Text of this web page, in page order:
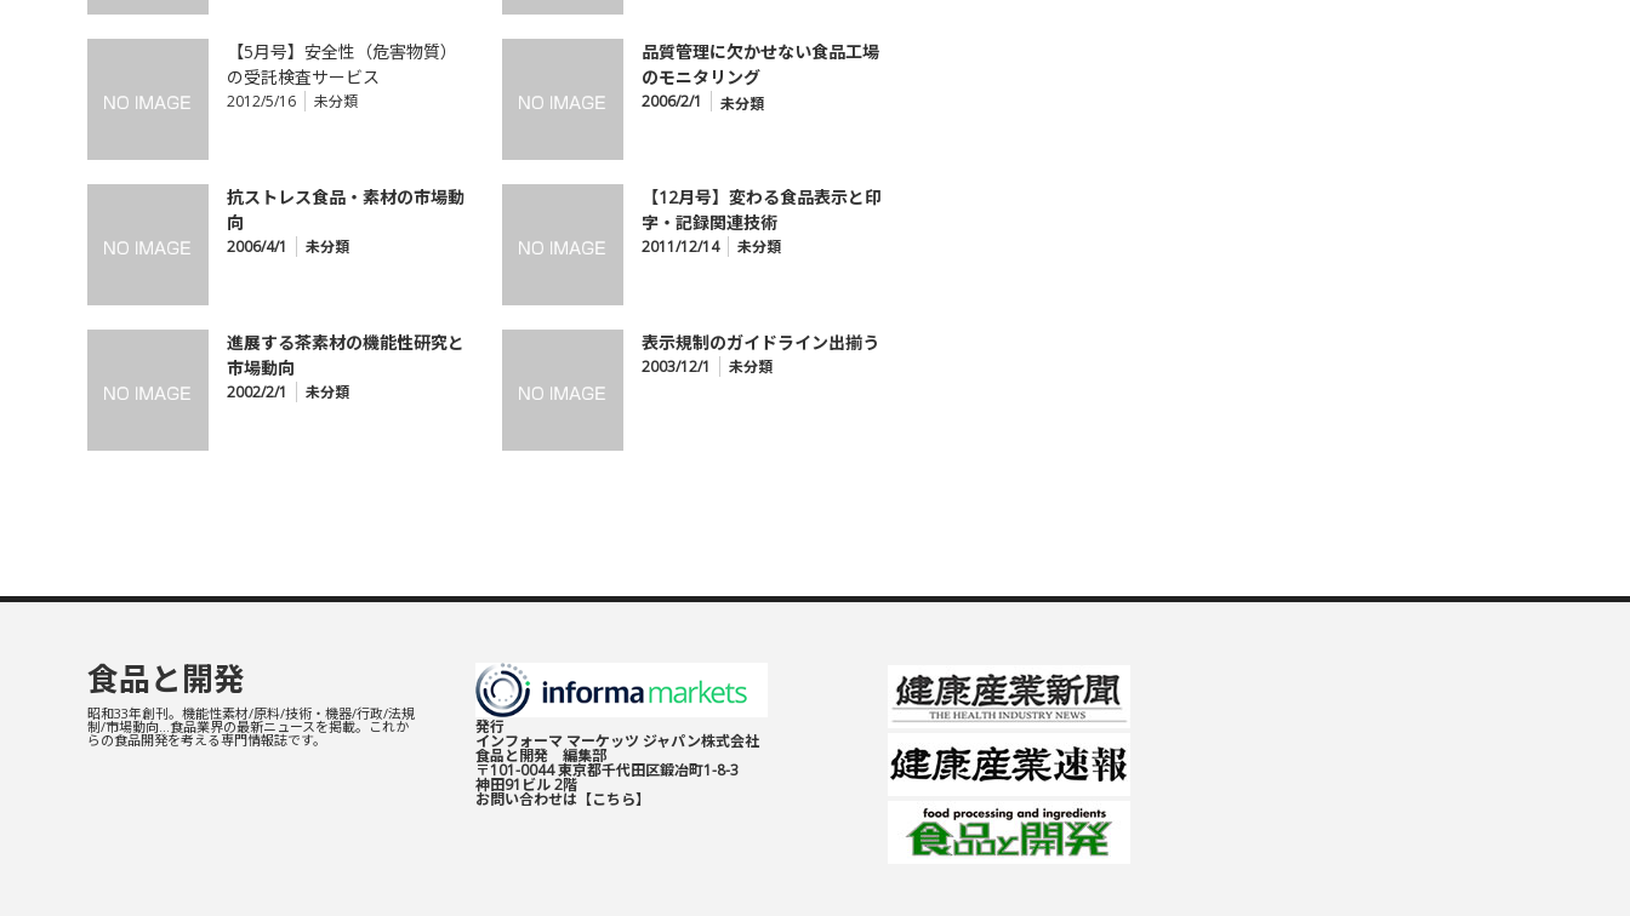
【5月号】安全性（危害物質）
の受託検査サービス
2012/5/16 未分類
品質管理に欠かせない食品工場
のモニタリング
2006/2/1 未分類
抗ストレス食品・素材の市場動
向
2006/4/1 未分類
【12月号】変わる食品表示と印
字・記録関連技術
2011/12/14 未分類
進展する茶素材の機能性研究と
市場動向
2002/2/1 未分類
表示規制のガイドライン出揃う
2003/12/1 未分類
発行
インフォーマ マーケッツ ジャパン株式会社
食品と開発 編集部
〒101-0044 東京都千代田区鍛冶町1-8-3
神田91ビル 2階
お問い合わせは 【こちら】
食品と開発
昭和33年創刊。機能性素材/原料/技術・機器/行政/法規
制/市場動向…食品業界の最新ニュースを掲載。これか
らの食品開発を考える専門情報誌です。